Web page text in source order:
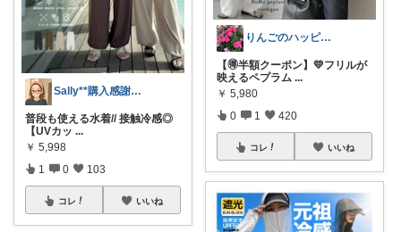
Sally**購入感謝です☺︎!
普段も使える水着// 接触冷感◎
【UVカッ ...
￥ 5,998
1 0 103
コレ いいね
りんごのハッピールーム🍎ご購入に感謝✨
【🉐半額クーポン】💛フリルが
映えるペプラム ...
￥ 5,980
0 1 420
コレ いいね